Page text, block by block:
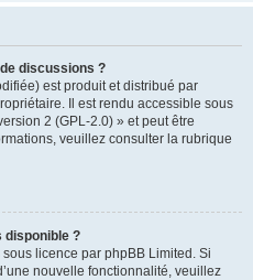
discussions ?
est produit et distribué par
Il est rendu accessible sous
2 (GPL-2.0) » et peut être
veuillez consulter la rubrique
disponible ?
licence par phpBB Limited. Si
nouvelle fonctionnalité, veuillez